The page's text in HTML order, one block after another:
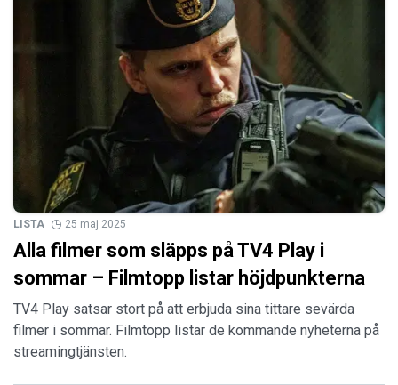
LISTA 25 maj 2025
Alla filmer som släpps på TV4 Play i
sommar – Filmtopp listar höjdpunkterna
TV4 Play satsar stort på att erbjuda sina tittare sevärda
filmer i sommar. Filmtopp listar de kommande nyheterna på
streamingtjänsten.